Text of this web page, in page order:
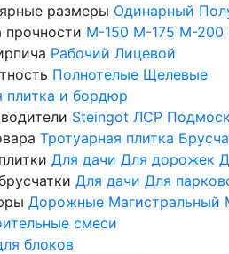
размеры Одинарный
прочности М-150 М-175 М-200
Рабочий Лицевой
Полнотелые Щелевые
плитка и бордюр
Steingot ЛСР
Тротуарная плитка
Для дачи Для дорожек
Для дачи Для
Дорожные Магистральный
смеси
блоков